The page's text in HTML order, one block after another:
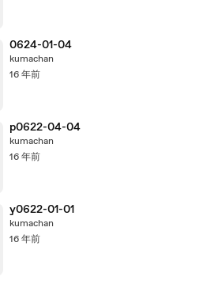
0624-01-04
kumachan
16 年前
p0622-04-04
kumachan
16 年前
y0622-01-01
kumachan
16 年前